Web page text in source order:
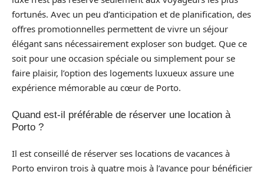
fortunés. Avec un peu d’anticipation et de planification, des
offres promotionnelles permettent de vivre un séjour
élégant sans nécessairement exploser son budget. Que ce
soit pour une occasion spéciale ou simplement pour se
faire plaisir, l’option des logements luxueux assure une
expérience mémorable au cœur de Porto.
Quand est-il préférable de réserver une location à
Porto ?
Il est conseillé de réserver ses locations de vacances à
Porto environ trois à quatre mois à l’avance pour bénéficier